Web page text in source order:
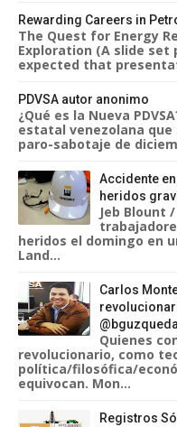
Rewarding Careers in
The Quest for Energy
Exploration (A slide
expected that
PDVSA autor anonimo
¿Qué es la Nueva
estatal venezolana que
paro-sabotaje de
Accidente
heridos
Jeb Blount /
heridos el domingo en
Land...
Carlos
@bguzqueda
Quienes
revolucionario, como
política/filosófica/
equivocan. Mon...
Registros